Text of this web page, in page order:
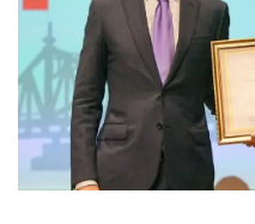
имеем дело не столько с
тактическим манёвром,
внешнего управляющего